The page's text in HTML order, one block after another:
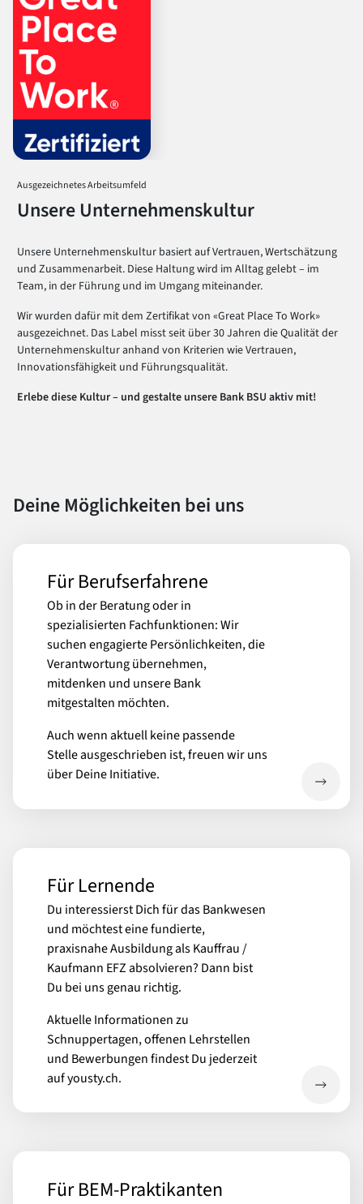
Unsere Unternehmenskultur
Ausgezeichnetes Arbeitsumfeld
Unsere Unternehmenskultur basiert auf Vertrauen, Wertschätzung
und Zusammenarbeit. Diese Haltung wird im Alltag gelebt – im
Team, in der Führung und im Umgang miteinander.
Wir wurden dafür mit dem Zertifikat von «Great Place To Work»
ausgezeichnet. Das Label misst seit über 30 Jahren die Qualität der
Unternehmenskultur anhand von Kriterien wie Vertrauen,
Innovationsfähigkeit und Führungsqualität.
Erlebe diese Kultur – und gestalte unsere Bank BSU aktiv mit!
Deine Möglichkeiten bei uns
Für Berufserfahrene
Ob in der Beratung oder in
spezialisierten Fachfunktionen: Wir
suchen engagierte Persönlichkeiten, die
Verantwortung übernehmen,
mitdenken und unsere Bank
mitgestalten möchten.
Auch wenn aktuell keine passende
Stelle ausgeschrieben ist, freuen wir uns
über Deine Initiative.
Für Lernende
Du interessierst Dich für das Bankwesen
und möchtest eine fundierte,
praxisnahe Ausbildung als Kauffrau /
Kaufmann EFZ absolvieren? Dann bist
Du bei uns genau richtig.
Aktuelle Informationen zu
Schnuppertagen, offenen Lehrstellen
und Bewerbungen findest Du jederzeit
auf yousty.ch.
Für BEM-Praktikanten